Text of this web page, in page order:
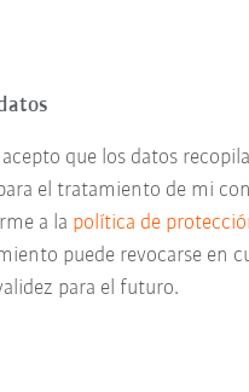
que los datos
el tratamiento de mi
a la política de
puede revocarse en
para el futuro.